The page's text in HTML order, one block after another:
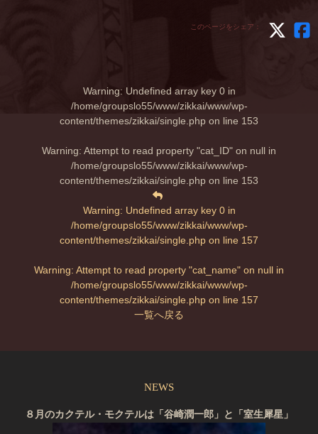
このページをシェア：
Warning: Undefined array key 0 in
/home/groupslo55/www/zikkai/www/wp-
content/themes/zikkai/single.php on line 153
Warning: Attempt to read property "cat_ID" on null in
/home/groupslo55/www/zikkai/www/wp-
content/themes/zikkai/single.php on line 153
Warning: Undefined array key 0 in
/home/groupslo55/www/zikkai/www/wp-
content/themes/zikkai/single.php on line 157
Warning: Attempt to read property "cat_name" on null in
/home/groupslo55/www/zikkai/www/wp-
content/themes/zikkai/single.php on line 157
一覧へ戻る
NEWS
８月のカクテル・モクテルは「谷崎潤一郎」と「室生犀星」